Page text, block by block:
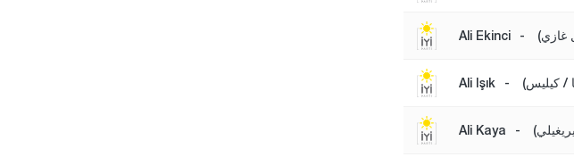
Ali Ekinci -
Ali Işık -
Ali Kaya -